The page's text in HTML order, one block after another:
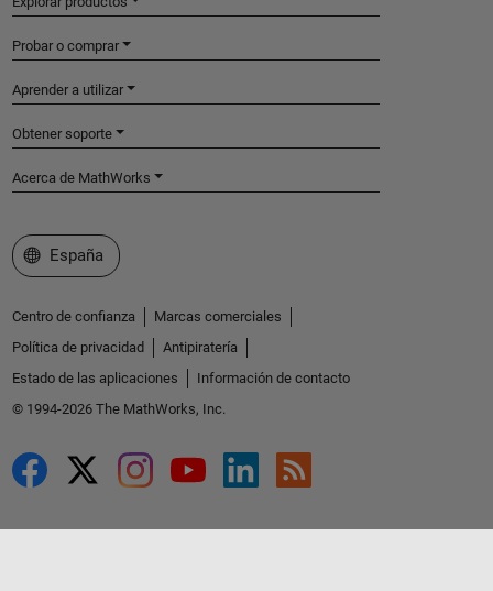
Probar o comprar
Aprender a utilizar
Obtener soporte
Acerca de MathWorks
Seleccione un país/idioma
España
Centro de confianza
Marcas comerciales
Política de privacidad
Antipiratería
Estado de las aplicaciones
Información de contacto
© 1994-2026 The MathWorks, Inc.